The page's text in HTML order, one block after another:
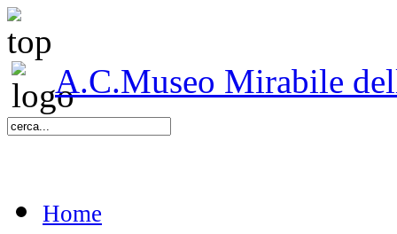
A.C.Museo Mirabile
Home